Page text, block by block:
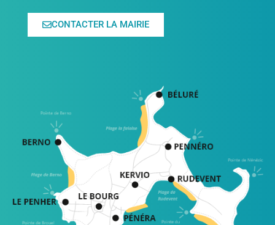
CONTACTER LA MAIRIE